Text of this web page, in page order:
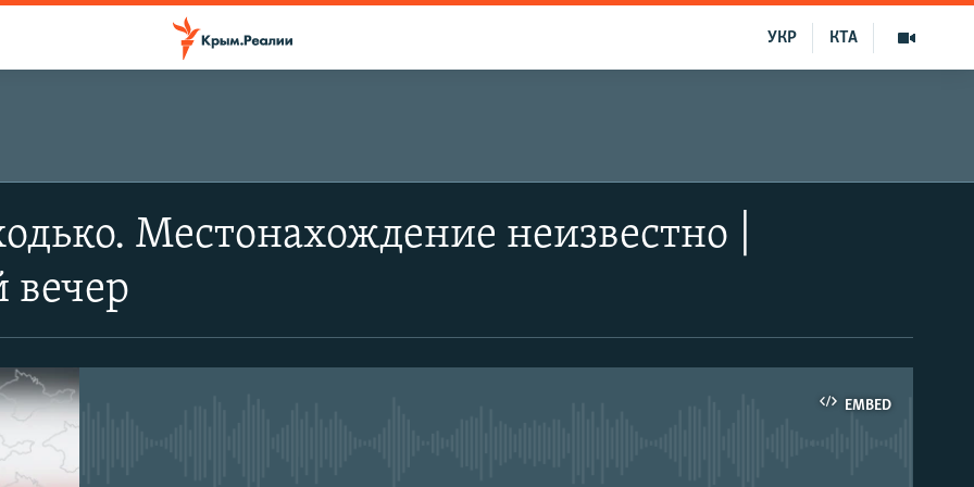
КТА
УКР
Местонахождение неизвестно |
EMBED